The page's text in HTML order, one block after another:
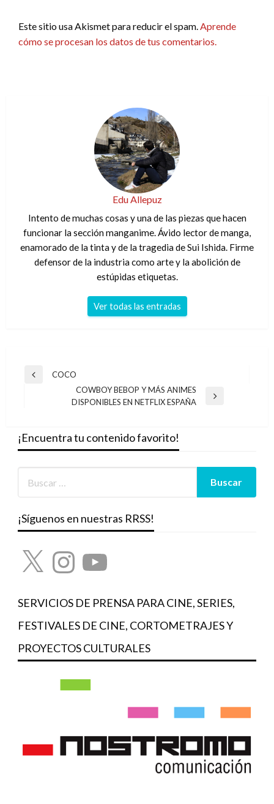
Este sitio usa Akismet para reducir el spam.Aprende
cómo se procesan los datos de tus comentarios.
Edu Allepuz
Intento de muchas cosas y una de las piezas que hacen
funcionar la sección manganime. Ávido lector de manga,
enamorado de la tinta y de la tragedia de Sui Ishida. Firme
defensor de la industria como arte y la abolición de
estúpidas etiquetas.
Ver todas las entradas
Navegación
entradas
Entrada
COCO
COWBOY BEBOP Y MÁS ANIMES
DISPONIBLES EN NETFLIX ESPAÑA
¡Encuentra tu contenido favorito!
¡Síguenos en nuestras RRSS!
X InstagramYouTube
SERVICIOS DE PRENSA PARA CINE, SERIES,
FESTIVALES DE CINE, CORTOMETRAJES Y
PROYECTOS CULTURALES